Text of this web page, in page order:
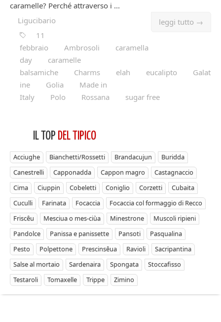
caramelle? Perché attraverso i ...
leggi tutto →
Ligucibario
11
febbraio
Ambrosoli
caramella
day
caramelle
balsamiche
Charms elah eucalipto
Galat
ine
Golia
Made in
Italy
Polo Rossana sugar free
IL TOP DEL TIPICO
Acciughe Bianchetti/Rossetti Brandacujun
Buridda
Canestrelli
Capponadda Cappon magro
Castagnaccio
Cima
Ciuppin Cobeletti Coniglio Corzetti
Cubaita
Cuculli
Farinata Focaccia
Focaccia col formaggio di Recco
Friscêu
Mesciua o mes-ciùa Minestrone
Muscoli ripieni
Pandolce
Panissa e panissette Pansoti
Pasqualina
Pesto
Polpettone Prescinsêua Ravioli
Sacripantina
Salse al mortaio
Sardenaira Spongata
Stoccafisso
Testaroli
Tomaxelle Trippe Zimino